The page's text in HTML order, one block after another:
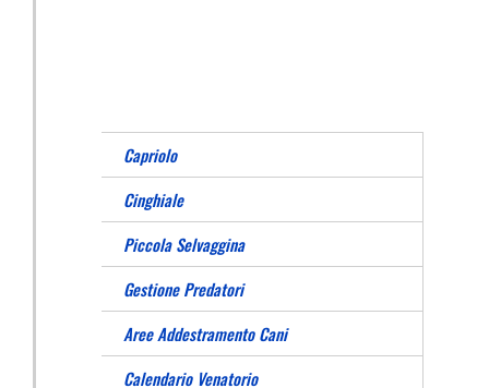
Capriolo
Cinghiale
Piccola Selvaggina
Gestione Predatori
Aree Addestramento Cani
Calendario Venatorio